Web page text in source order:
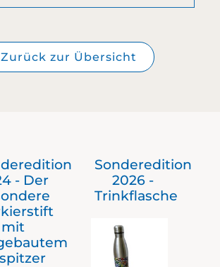
Zurück zur Übersicht
- Der
mit
Sonderedition
2026 -
Trinkflasche